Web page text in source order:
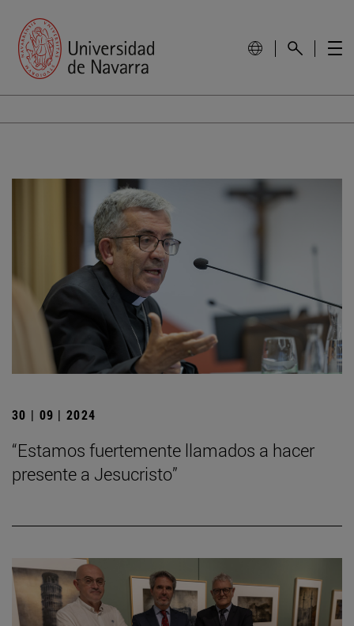
30 | 09 | 2024
“Estamos fuertemente llamados a hacer
presente a Jesucristo”